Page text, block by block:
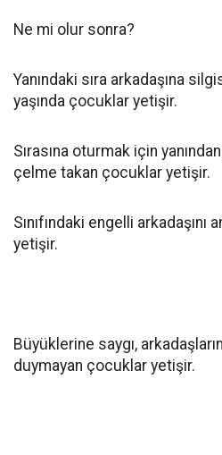
Ne mi olur sonra?
Yanındaki sıra arkadaşına
yaşında çocuklar yetişir.
Sırasına oturmak için
çelme takan çocuklar yetişir.
Sınıfındaki engelli arkadaşını
yetişir.
Büyüklerine saygı,
duymayan çocuklar yetişir.